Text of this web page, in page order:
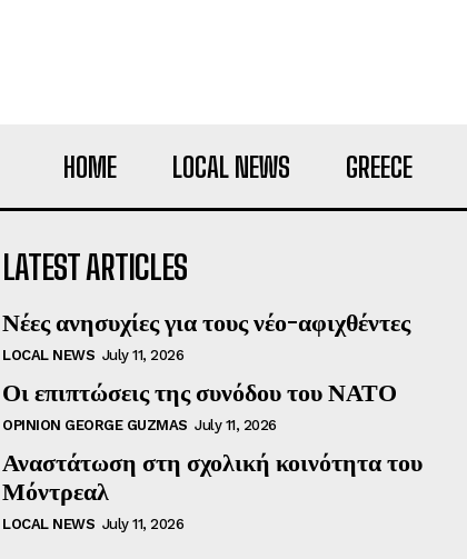
HOME LOCAL NEWS GREECE
LATEST ARTICLES
Νέες ανησυχίες για τους νέο-αφιχθέντες
LOCAL NEWS July 11, 2026
Οι επιπτώσεις της συνόδου του ΝΑΤΟ
OPINION GEORGE GUZMAS July 11, 2026
Αναστάτωση στη σχολική κοινότητα του
Μόντρεαλ
LOCAL NEWS July 11, 2026